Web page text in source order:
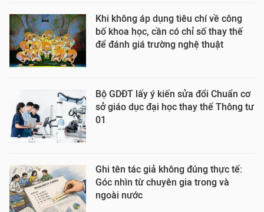
Khi không áp dụng tiêu chí về công
bố khoa học, cần có chỉ số thay thế
để đánh giá trường nghệ thuật
Bộ GDĐT lấy ý kiến sửa đổi Chuẩn cơ
sở giáo dục đại học thay thế Thông tư
01
Ghi tên tác giả không đúng thực tế:
Góc nhìn từ chuyên gia trong và
ngoài nước